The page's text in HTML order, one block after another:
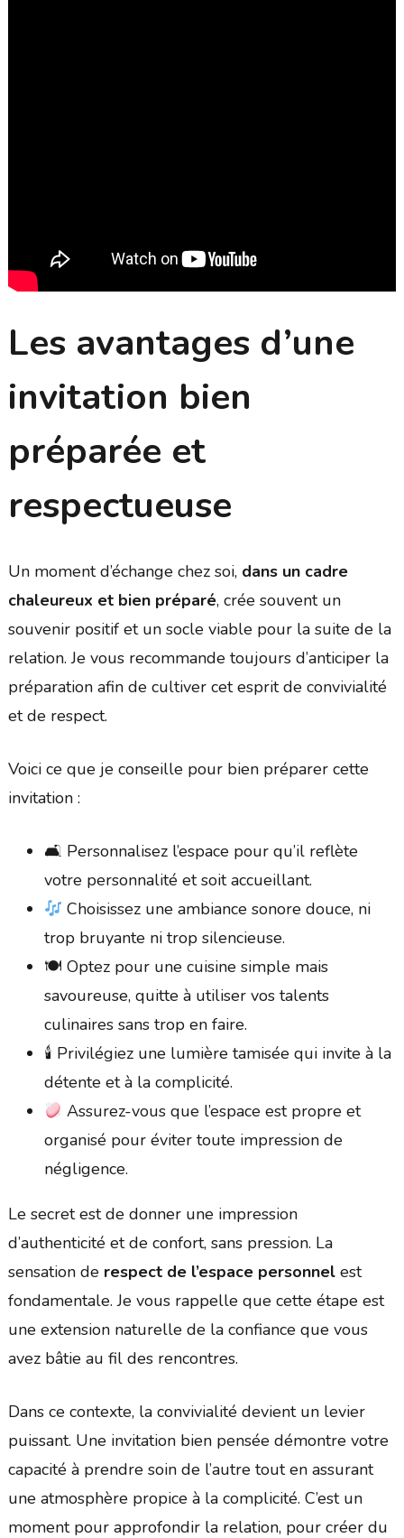
Les avantages d’une
invitation bien
préparée et
respectueuse
Un moment d’échange chez soi, dans un cadre
chaleureux et bien préparé, crée souvent un
souvenir positif et un socle viable pour la suite de la
relation. Je vous recommande toujours d’anticiper la
préparation afin de cultiver cet esprit de convivialité
et de respect.
Voici ce que je conseille pour bien préparer cette
invitation :
🛋 Personnalisez l’espace pour qu’il reflète
votre personnalité et soit accueillant.
Choisissez une ambiance sonore douce, ni
trop bruyante ni trop silencieuse.
🍽 Optez pour une cuisine simple mais
savoureuse, quitte à utiliser vos talents
culinaires sans trop en faire.
🕯 Privilégiez une lumière tamisée qui invite à la
détente et à la complicité.
Assurez-vous que l’espace est propre et
organisé pour éviter toute impression de
négligence.
Le secret est de donner une impression
d’authenticité et de confort, sans pression. La
sensation de respect de l’espace personnelest
fondamentale. Je vous rappelle que cette étape est
une extension naturelle de la confiance que vous
avez bâtie au fil des rencontres.
Dans ce contexte, la convivialité devient un levier
puissant. Une invitation bien pensée démontre votre
capacité à prendre soin de l’autre tout en assurant
une atmosphère propice à la complicité. C’est un
moment pour approfondir la relation, pour créer du